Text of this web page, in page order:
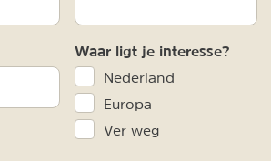
Waar ligt je interesse?
Nederland
Europa
Ver weg